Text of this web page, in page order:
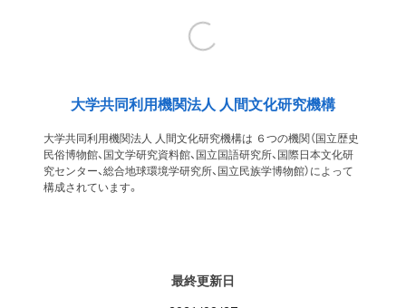
大学共同利用機関法人 人間文化研究機構
大学共同利用機関法人 人間文化研究機構は ６つの機関（国立歴史
民俗博物館、国文学研究資料館、国立国語研究所、国際日本文化研
究センター、総合地球環境学研究所、国立民族学博物館）によって
構成されています。
最終更新日